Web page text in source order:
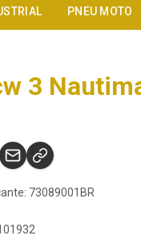
PNEU MOTO
3
73089001BR